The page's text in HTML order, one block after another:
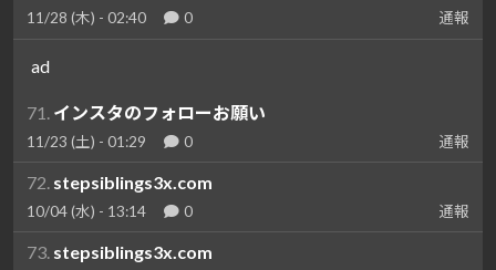
11/28 (木) - 02:40 0 通報
ad
71. インスタのフォローお願い
11/23 (土) - 01:29 0 通報
72. stepsiblings3x.com
10/04 (水) - 13:14 0 通報
73. stepsiblings3x.com